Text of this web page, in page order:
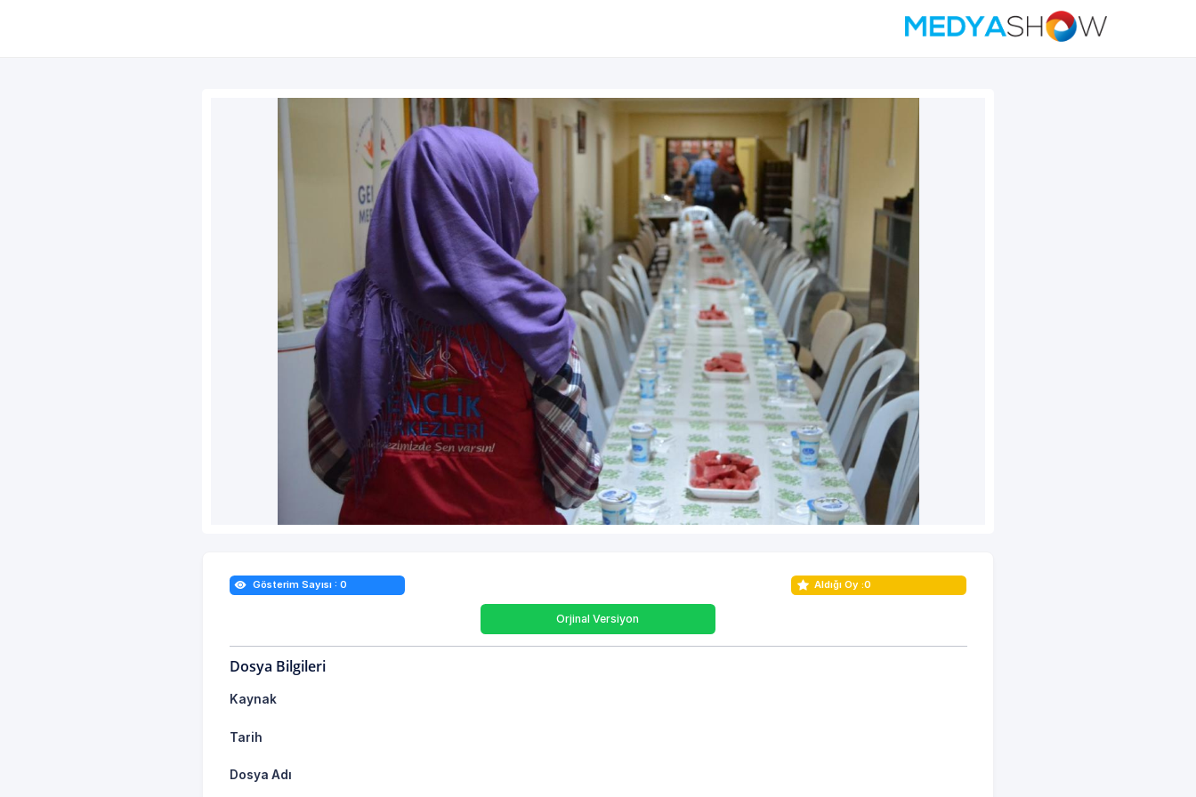
Gösterim Sayısı : 0 Aldığı Oy :0
Orjinal Versiyon
Dosya Bilgileri
Kaynak
Tarih
Dosya Adı